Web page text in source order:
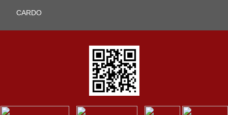
CARDO